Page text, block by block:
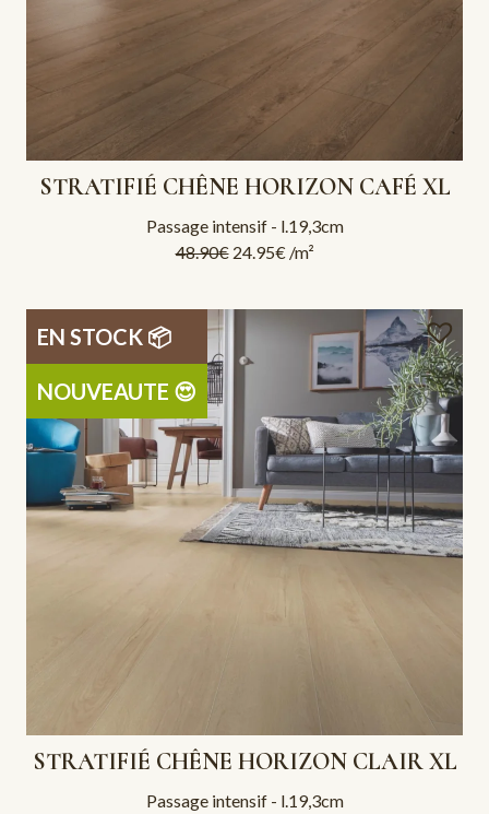
STRATIFIÉ CHÊNE HORIZON CAFÉ XL
Passage intensif - l.19,3cm
48.90€ 24.95€/m²
EN STOCK 📦
NOUVEAUTE 😍
STRATIFIÉ CHÊNE HORIZON CLAIR XL
Passage intensif - l.19,3cm